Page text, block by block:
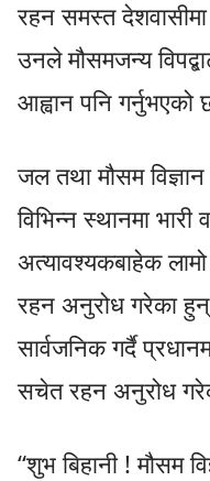
रहन समस्त
उनले मौसमजन्य
आह्वान पनि गर्नुभएको
जल तथा मौसम
विभिन्न स्थानमा
अत्यावश्यकबाहेक लामो
रहन अनुरोध गरेका हुन्
सार्वजनिक गर्दै
सचेत रहन अनुरोध
“शुभ बिहानी ! मौसम